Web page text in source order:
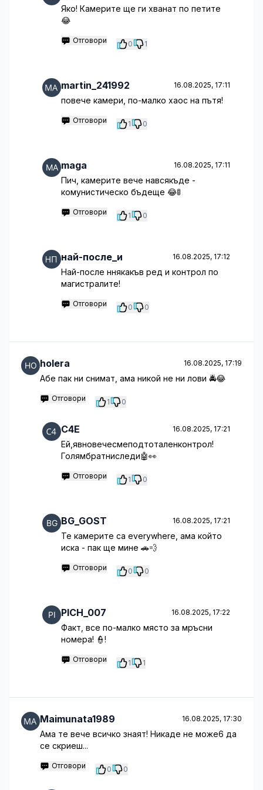
Яко! Камерите ще ги хванат по петите
😂
Отговори 0 1
martin_241992 16.08.2025, 17:11
повече камери, по-малко хаос на пътя!
Отговори 1 0
maga 16.08.2025, 17:11
Пич, камерите вече навсякъде -
комунистическо бъдеще 😂🚦
Отговори 1 0
най-после_и 16.08.2025, 17:12
Най-после ннякакъв ред и контрол по
магистралите!
Отговори 0 0
holera 16.08.2025, 17:19
Абе пак ни снимат, ама никой не ни лови 🚔😂
Отговори 1 0
C4E 16.08.2025, 17:21
Ей,явновечесмеподтоталенконтрол!
Голямбратниследи🤖👀
Отговори 1 0
BG_GOST 16.08.2025, 17:21
Те камерите са everywhere, ама който
иска - пак ще мине 🚗💨
Отговори 0 0
PICH_007 16.08.2025, 17:22
Факт, все по-малко място за мръсни
номера! 👮!
Отговори 1 1
Maimunata1989 16.08.2025, 17:30
Ама те вече всичко знаят! Никаде не може6 да
се скриеш...
Отговори 0 0